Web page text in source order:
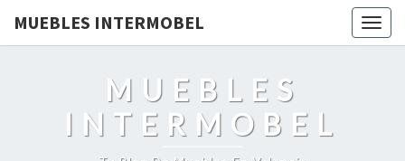
MUEBLES INTERMOBEL
MUEBLES
INTERMOBEL